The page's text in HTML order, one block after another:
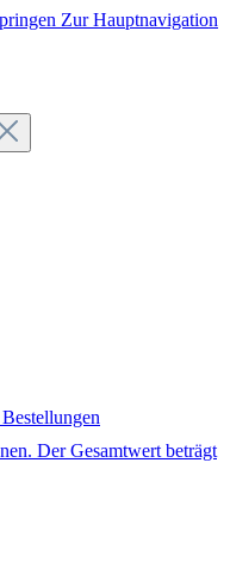
Zur Hauptnavigation
Bestellungen
Der Gesamtwert beträgt